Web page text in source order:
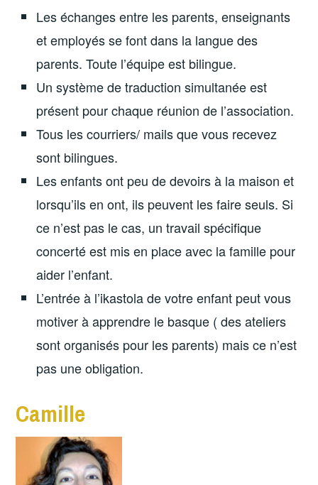
Les échanges entre les parents, enseignants
et employés se font dans la langue des
parents. Toute l’équipe est bilingue.
Un système de traduction simultanée est
présent pour chaque réunion de l’association.
Tous les courriers/ mails que vous recevez
sont bilingues.
Les enfants ont peu de devoirs à la maison et
lorsqu’ils en ont, ils peuvent les faire seuls. Si
ce n’est pas le cas, un travail spécifique
concerté est mis en place avec la famille pour
aider l’enfant.
L’entrée à l’ikastola de votre enfant peut vous
motiver à apprendre le basque ( des ateliers
sont organisés pour les parents) mais ce n’est
pas une obligation.
Camille